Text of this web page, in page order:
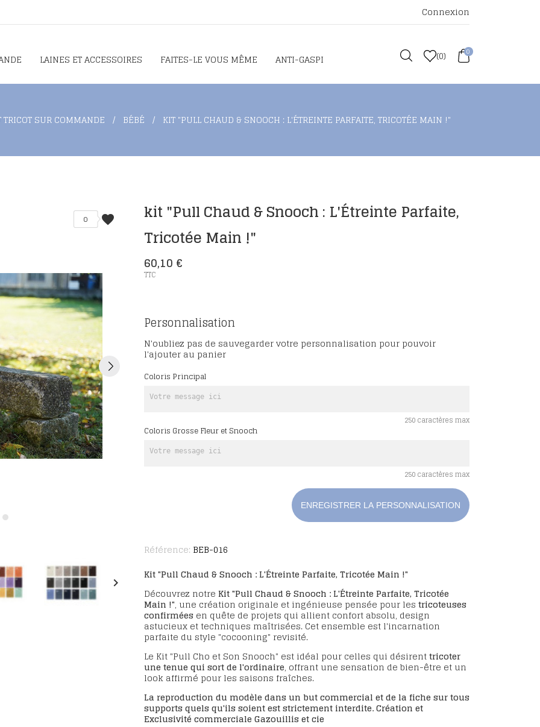
Connexion
LAINES ET ACCESSOIRES FAITES-LE VOUS MÊME ANTI-GASPI (0) 0
TRICOT SUR COMMANDE BÉBÉ KIT "PULL CHAUD & SNOOCH : L'ÉTREINTE PARFAITE, TRICOTÉE MAIN !"
favorite
0
keyboard_arrow_right
kit "Pull Chaud & Snooch : L'Étreinte Parfaite,
Tricotée Main !"
60,10 €
TTC
Personnalisation
N'oubliez pas de sauvegarder votre personnalisation pour pouvoir
l'ajouter au panier
Coloris Principal
250 caractères max
Coloris Grosse Fleur et Snooch
250 caractères max
ENREGISTRER LA PERSONNALISATION
Référence: BEB-016
Kit "Pull Chaud & Snooch : L'Étreinte Parfaite, Tricotée Main !"
Découvrez notre Kit "Pull Chaud & Snooch : L'Étreinte Parfaite, Tricotée
Main !", une création originale et ingénieuse pensée pour les tricoteuses
confirmées en quête de projets qui allient confort absolu, design
astucieux et techniques maîtrisées. Cet ensemble est l'incarnation
parfaite du style "cocooning" revisité.
Le Kit "Pull Cho et Son Snooch" est idéal pour celles qui désirenttricoter
une tenue qui sort de l'ordinaire, offrant une sensation de bien-être et un
look affirmé pour les saisons fraîches.
La reproduction du modèle dans un but commercial et de la fiche sur tous
supports quels qu'ils soient est strictement interdite.Création et
Exclusivité commerciale Gazouillis et cie